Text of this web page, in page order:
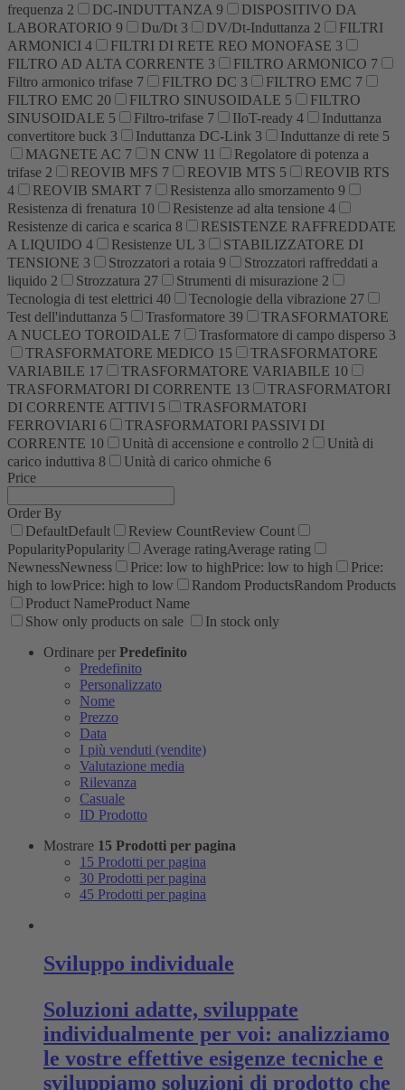
frequenza 2 DC-INDUTTANZA 9
DISPOSITIVO DA
LABORATORIO 9 Du/Dt 3 DV/Dt-Induttanza 2
FILTRI
ARMONICI 4 FILTRI DI RETE REO MONOFASE 3
FILTRO AD ALTA CORRENTE 3 FILTRO ARMONICO 7
Filtro armonico trifase 7 FILTRO DC 3 FILTRO EMC 7
FILTRO EMC 20 FILTRO SINUSOIDALE 5
FILTRO
SINUSOIDALE 5 Filtro-trifase 7 IIoT-ready 4
Induttanza
convertitore buck 3 Induttanza DC-Link 3 Induttanze di rete 5
MAGNETE AC 7 N CNW 11
Regolatore di potenza a
trifase 2 REOVIB MFS 7 REOVIB MTS 5
REOVIB RTS
4
REOVIB SMART 7 Resistenza allo smorzamento 9
Resistenza di frenatura 10 Resistenze ad alta tensione 4
Resistenze di carica e scarica 8
RESISTENZE RAFFREDDATE
A LIQUIDO 4 Resistenze UL 3
STABILIZZATORE DI
TENSIONE 3 Strozzatori a rotaia 9
Strozzatori raffreddati a
liquido 2 Strozzatura 27 Strumenti di misurazione 2
Tecnologia di test elettrici 40 Tecnologie della vibrazione 27
Test dell'induttanza 5 Trasformatore 39
TRASFORMATORE
A NUCLEO TOROIDALE 7 Trasformatore di campo disperso 3
TRASFORMATORE MEDICO 15
TRASFORMATORE
VARIABILE 17 TRASFORMATORE VARIABILE 10
TRASFORMATORI DI CORRENTE 13
TRASFORMATORI
DI CORRENTE ATTIVI 5
TRASFORMATORI
FERROVIARI 6
TRASFORMATORI PASSIVI DI
CORRENTE 10 Unità di accensione e controllo 2
Unità di
carico induttiva 8 Unità di carico ohmiche 6
Price
Order By
DefaultDefault Review CountReview Count
PopularityPopularity Average ratingAverage rating
NewnessNewness Price: low to highPrice: low to high
Price:
high to lowPrice: high to low Random ProductsRandom Products
Product NameProduct Name
Show only products on sale
In stock only
Ordinare per Predefinito
Predefinito
Personalizzato
Nome
Prezzo
Data
I più venduti (vendite)
Valutazione media
Rilevanza
Casuale
ID Prodotto
Mostrare 15 Prodotti per pagina
15 Prodotti per pagina
30 Prodotti per pagina
45 Prodotti per pagina
Sviluppo individuale
Soluzioni adatte, sviluppate
individualmente per voi: analizziamo
le vostre effettive esigenze tecniche e
sviluppiamo soluzioni di prodotto che